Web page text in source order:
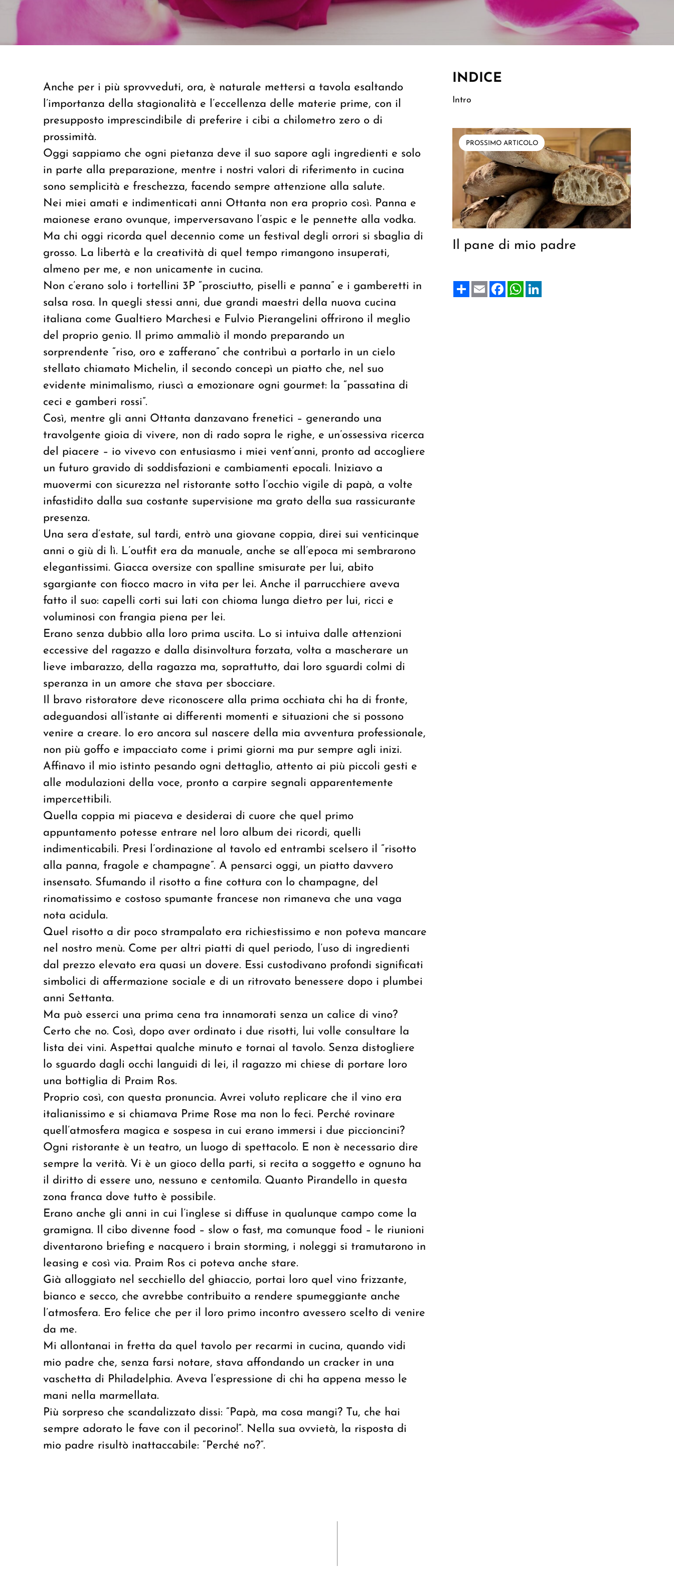
Anche per i più sprovveduti, ora, è naturale mettersi a tavola esaltando
l’importanza della stagionalità e l’eccellenza delle materie prime, con il
presupposto imprescindibile di preferire i cibi a chilometro zero o di
prossimità.
Oggi sappiamo che ogni pietanza deve il suo sapore agli ingredienti e solo
in parte alla preparazione, mentre i nostri valori di riferimento in cucina
sono semplicità e freschezza, facendo sempre attenzione alla salute.
Nei miei amati e indimenticati anni Ottanta non era proprio così. Panna e
maionese erano ovunque, imperversavano l’aspic e le pennette alla vodka.
Ma chi oggi ricorda quel decennio come un festival degli orrori si sbaglia di
grosso. La libertà e la creatività di quel tempo rimangono insuperati,
almeno per me, e non unicamente in cucina.
Non c’erano solo i tortellini 3P “prosciutto, piselli e panna” e i gamberetti in
salsa rosa. In quegli stessi anni, due grandi maestri della nuova cucina
italiana come Gualtiero Marchesi e Fulvio Pierangelini offrirono il meglio
del proprio genio. Il primo ammaliò il mondo preparando un
sorprendente “riso, oro e zafferano” che contribuì a portarlo in un cielo
stellato chiamato Michelin, il secondo concepì un piatto che, nel suo
evidente minimalismo, riuscì a emozionare ogni gourmet: la “passatina di
ceci e gamberi rossi”.
Così, mentre gli anni Ottanta danzavano frenetici – generando una
travolgente gioia di vivere, non di rado sopra le righe, e un’ossessiva ricerca
del piacere – io vivevo con entusiasmo i miei vent’anni, pronto ad accogliere
un futuro gravido di soddisfazioni e cambiamenti epocali. Iniziavo a
muovermi con sicurezza nel ristorante sotto l’occhio vigile di papà, a volte
infastidito dalla sua costante supervisione ma grato della sua rassicurante
presenza.
Una sera d’estate, sul tardi, entrò una giovane coppia, direi sui venticinque
anni o giù di lì. L’outfit era da manuale, anche se all’epoca mi sembrarono
elegantissimi. Giacca oversize con spalline smisurate per lui, abito
sgargiante con fiocco macro in vita per lei. Anche il parrucchiere aveva
fatto il suo: capelli corti sui lati con chioma lunga dietro per lui, ricci e
voluminosi con frangia piena per lei.
Erano senza dubbio alla loro prima uscita. Lo si intuiva dalle attenzioni
eccessive del ragazzo e dalla disinvoltura forzata, volta a mascherare un
lieve imbarazzo, della ragazza ma, soprattutto, dai loro sguardi colmi di
speranza in un amore che stava per sbocciare.
Il bravo ristoratore deve riconoscere alla prima occhiata chi ha di fronte,
adeguandosi all’istante ai differenti momenti e situazioni che si possono
venire a creare. Io ero ancora sul nascere della mia avventura professionale,
non più goffo e impacciato come i primi giorni ma pur sempre agli inizi.
Affinavo il mio istinto pesando ogni dettaglio, attento ai più piccoli gesti e
alle modulazioni della voce, pronto a carpire segnali apparentemente
impercettibili.
Quella coppia mi piaceva e desiderai di cuore che quel primo
appuntamento potesse entrare nel loro album dei ricordi, quelli
indimenticabili. Presi l’ordinazione al tavolo ed entrambi scelsero il “risotto
alla panna, fragole e champagne”. A pensarci oggi, un piatto davvero
insensato. Sfumando il risotto a fine cottura con lo champagne, del
rinomatissimo e costoso spumante francese non rimaneva che una vaga
nota acidula.
Quel risotto a dir poco strampalato era richiestissimo e non poteva mancare
nel nostro menù. Come per altri piatti di quel periodo, l’uso di ingredienti
dal prezzo elevato era quasi un dovere. Essi custodivano profondi significati
simbolici di affermazione sociale e di un ritrovato benessere dopo i plumbei
anni Settanta.
Ma può esserci una prima cena tra innamorati senza un calice di vino?
Certo che no. Così, dopo aver ordinato i due risotti, lui volle consultare la
lista dei vini. Aspettai qualche minuto e tornai al tavolo. Senza distogliere
lo sguardo dagli occhi languidi di lei, il ragazzo mi chiese di portare loro
una bottiglia di Praim Ros.
Proprio così, con questa pronuncia. Avrei voluto replicare che il vino era
italianissimo e si chiamava Prime Rose ma non lo feci. Perché rovinare
quell’atmosfera magica e sospesa in cui erano immersi i due piccioncini?
Ogni ristorante è un teatro, un luogo di spettacolo. E non è necessario dire
sempre la verità. Vi è un gioco della parti, si recita a soggetto e ognuno ha
il diritto di essere uno, nessuno e centomila. Quanto Pirandello in questa
zona franca dove tutto è possibile.
Erano anche gli anni in cui l’inglese si diffuse in qualunque campo come la
gramigna. Il cibo divenne food – slow o fast, ma comunque food – le riunioni
diventarono briefing e nacquero i brain storming, i noleggi si tramutarono in
leasing e così via. Praim Ros ci poteva anche stare.
Già alloggiato nel secchiello del ghiaccio, portai loro quel vino frizzante,
bianco e secco, che avrebbe contribuito a rendere spumeggiante anche
l’atmosfera. Ero felice che per il loro primo incontro avessero scelto di venire
da me.
Mi allontanai in fretta da quel tavolo per recarmi in cucina, quando vidi
mio padre che, senza farsi notare, stava affondando un cracker in una
vaschetta di Philadelphia. Aveva l’espressione di chi ha appena messo le
mani nella marmellata.
Più sorpreso che scandalizzato dissi: “Papà, ma cosa mangi? Tu, che hai
sempre adorato le fave con il pecorino!”. Nella sua ovvietà, la risposta di
mio padre risultò inattaccabile: “Perché no?”.
INDICE
Intro
PROSSIMO ARTICOLO
Il pane di mio padre
ShareEmailFacebookWhatsApp